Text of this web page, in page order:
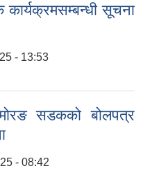
कार्यक्रमसम्बन्धी सूचना
- 13:53
सडकको बोलपत्र
- 08:42